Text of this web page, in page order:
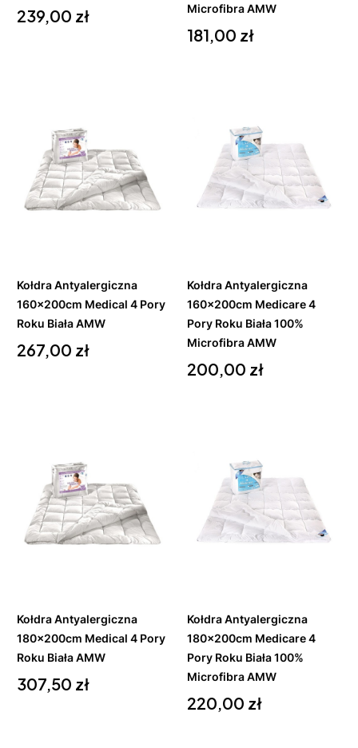
Cena
239,00 zł
Microfibra AMW
Cena
181,00 zł
Kołdra Antyalergiczna
160x200cm Medical 4 Pory
Roku Biała AMW
Cena
267,00 zł
Kołdra Antyalergiczna
160x200cm Medicare 4
Pory Roku Biała 100%
Microfibra AMW
Cena
200,00 zł
Kołdra Antyalergiczna
180x200cm Medical 4 Pory
Roku Biała AMW
Cena
307,50 zł
Kołdra Antyalergiczna
180x200cm Medicare 4
Pory Roku Biała 100%
Microfibra AMW
Cena
220,00 zł